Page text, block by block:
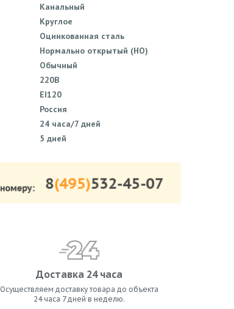
Канальный
Круглое
Оцинкованная сталь
Нормально открытый (НО)
Обычный
220В
EI120
Россия
24 часа/7 дней
5 дней
Доставка 24 часа
Осуществляем доставку товара до объекта
24 часа 7 дней в неделю.